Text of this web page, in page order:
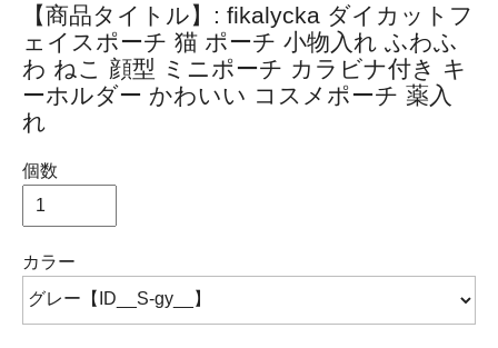
【商品タイトル】: fikalycka ダイカットフ
ェイスポーチ 猫 ポーチ 小物入れ ふわふ
わ ねこ 顔型 ミニポーチ カラビナ付き キ
ーホルダー かわいい コスメポーチ 薬入
れ
個数
カラー